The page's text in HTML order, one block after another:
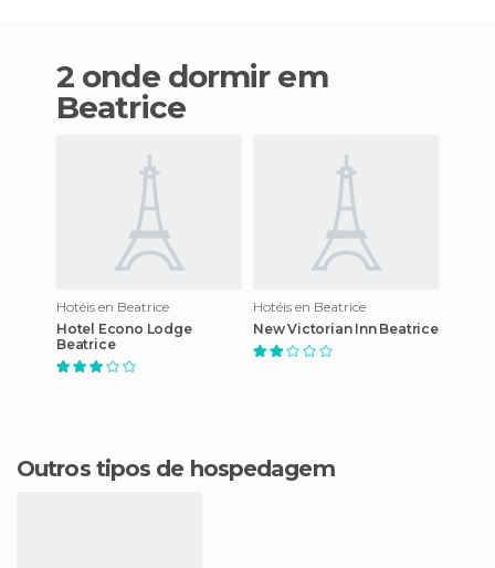
2 onde dormir em
Beatrice
Hotéis en Beatrice
Hotel Econo Lodge
Beatrice
Hotéis en Beatrice
New Victorian Inn Beatrice
Outros tipos de hospedagem